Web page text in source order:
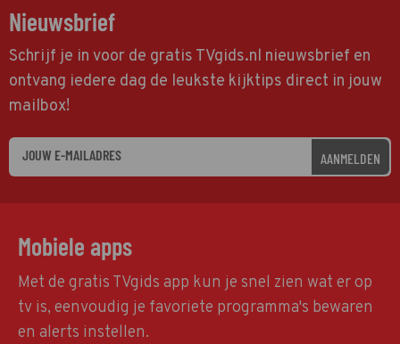
Nieuwsbrief
Schrijf je in voor de gratis TVgids.nl nieuwsbrief en
ontvang iedere dag de leukste kijktips direct in jouw
mailbox!
AANMELDEN
Mobiele apps
Met de gratis TVgids app kun je snel zien wat er op
tv is, eenvoudig je favoriete programma's bewaren
en alerts instellen.